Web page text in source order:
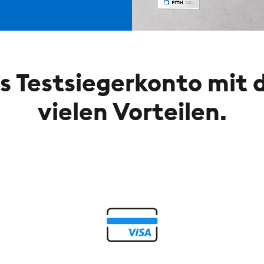
Testsiegerkonto mit
vielen Vorteilen.